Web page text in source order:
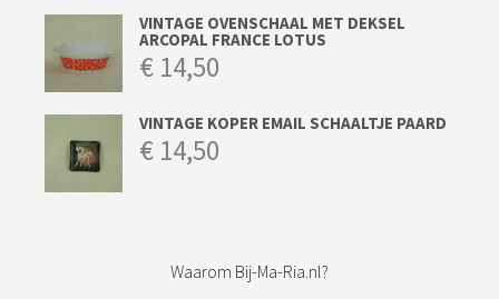
VINTAGE OVENSCHAAL MET DEKSEL
ARCOPAL FRANCE LOTUS
€ 14,50
VINTAGE KOPER EMAIL SCHAALTJE PAARD
€ 14,50
Waarom Bij-Ma-Ria.nl?